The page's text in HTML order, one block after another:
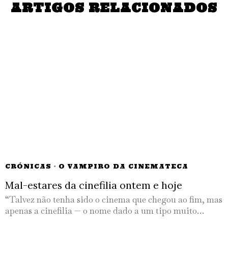
ARTIGOS RELACIONADOS
CRÓNICAS · O VAMPIRO DA CINEMATECA
Mal-estares da cinefilia ontem e hoje
“Talvez não tenha sido o cinema que chegou ao fim, mas
apenas a cinefilia — o nome dado a um tipo muito…